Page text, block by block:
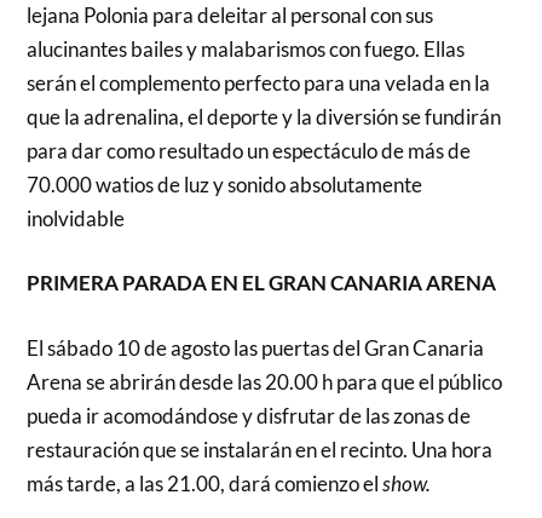
lejana Polonia para deleitar al personal con sus
alucinantes bailes y malabarismos con fuego. Ellas
serán el complemento perfecto para una velada en la
que la adrenalina, el deporte y la diversión se fundirán
para dar como resultado un espectáculo de más de
70.000 watios de luz y sonido absolutamente
inolvidable
PRIMERA PARADA EN EL GRAN CANARIA ARENA
El sábado 10 de agosto las puertas del Gran Canaria
Arena se abrirán desde las 20.00 h para que el público
pueda ir acomodándose y disfrutar de las zonas de
restauración que se instalarán en el recinto. Una hora
más tarde, a las 21.00, dará comienzo elshow.